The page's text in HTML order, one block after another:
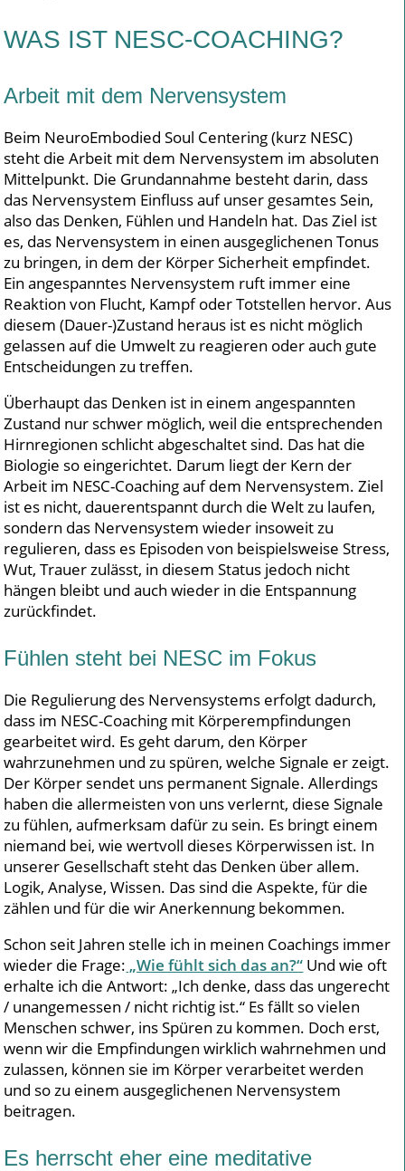
WAS IST NESC-COACHING?
Arbeit mit dem Nervensystem
Beim NeuroEmbodied Soul Centering (kurz NESC)
steht die Arbeit mit dem Nervensystem im absoluten
Mittelpunkt. Die Grundannahme besteht darin, dass
das Nervensystem Einfluss auf unser gesamtes Sein,
also das Denken, Fühlen und Handeln hat. Das Ziel ist
es, das Nervensystem in einen ausgeglichenen Tonus
zu bringen, in dem der Körper Sicherheit empfindet.
Ein angespanntes Nervensystem ruft immer eine
Reaktion von Flucht, Kampf oder Totstellen hervor. Aus
diesem (Dauer-)Zustand heraus ist es nicht möglich
gelassen auf die Umwelt zu reagieren oder auch gute
Entscheidungen zu treffen.
Überhaupt das Denken ist in einem angespannten
Zustand nur schwer möglich, weil die entsprechenden
Hirnregionen schlicht abgeschaltet sind. Das hat die
Biologie so eingerichtet. Darum liegt der Kern der
Arbeit im NESC-Coaching auf dem Nervensystem. Ziel
ist es nicht, dauerentspannt durch die Welt zu laufen,
sondern das Nervensystem wieder insoweit zu
regulieren, dass es Episoden von beispielsweise Stress,
Wut, Trauer zulässt, in diesem Status jedoch nicht
hängen bleibt und auch wieder in die Entspannung
zurückfindet.
Fühlen steht bei NESC im Fokus
Die Regulierung des Nervensystems erfolgt dadurch,
dass im NESC-Coaching mit Körperempfindungen
gearbeitet wird. Es geht darum, den Körper
wahrzunehmen und zu spüren, welche Signale er zeigt.
Der Körper sendet uns permanent Signale. Allerdings
haben die allermeisten von uns verlernt, diese Signale
zu fühlen, aufmerksam dafür zu sein. Es bringt einem
niemand bei, wie wertvoll dieses Körperwissen ist. In
unserer Gesellschaft steht das Denken über allem.
Logik, Analyse, Wissen. Das sind die Aspekte, für die
zählen und für die wir Anerkennung bekommen.
Schon seit Jahren stelle ich in meinen Coachings immer
wieder die Frage: „Wie fühlt sich das an?“ Und wie oft
erhalte ich die Antwort: „Ich denke, dass das ungerecht
/ unangemessen / nicht richtig ist.“ Es fällt so vielen
Menschen schwer, ins Spüren zu kommen. Doch erst,
wenn wir die Empfindungen wirklich wahrnehmen und
zulassen, können sie im Körper verarbeitet werden
und so zu einem ausgeglichenen Nervensystem
beitragen.
Es herrscht eher eine meditative